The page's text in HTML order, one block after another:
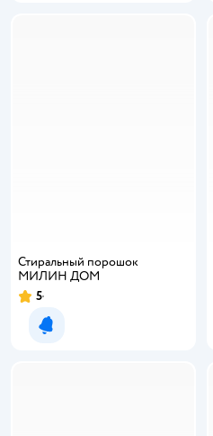
Стиральный порошок
МИЛИН ДОМ
Рейтинг:
5
Уведомить о появлении